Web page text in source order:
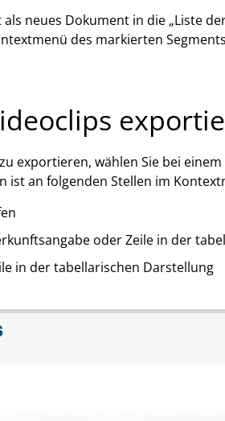
neues Dokument in die „Liste
des markierten
exportieren, wählen Sie bei
ist an folgenden Stellen im
oder Zeile in der
in der tabellarischen Darstellung